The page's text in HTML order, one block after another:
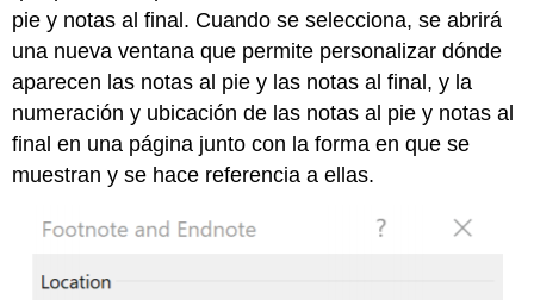
pie y notas al final. Cuando se selecciona, se abrirá
una nueva ventana que permite personalizar dónde
aparecen las notas al pie y las notas al final, y la
numeración y ubicación de las notas al pie y notas al
final en una página junto con la forma en que se
muestran y se hace referencia a ellas.